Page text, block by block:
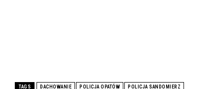
TAGS DACHOWANIE POLICJA OPATÓW POLICJA SANDOMIERZ